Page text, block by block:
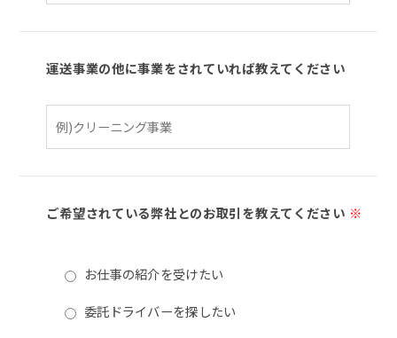
運送事業の他に事業をされていれば教えてください
ご希望されている弊社とのお取引を教えてください ※
お仕事の紹介を受けたい
委託ドライバーを探したい